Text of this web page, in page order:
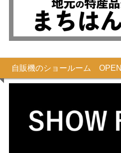
自販機のショールーム OPEN